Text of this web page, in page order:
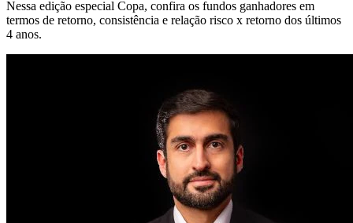
Nessa edição especial Copa, confira os fundos ganhadores em
termos de retorno, consistência e relação risco x retorno dos últimos
4 anos.